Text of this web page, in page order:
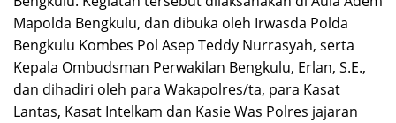
Mapolda Bengkulu, dan dibuka oleh Irwasda Polda
Bengkulu Kombes Pol Asep Teddy Nurrasyah, serta
Kepala Ombudsman Perwakilan Bengkulu, Erlan, S.E.,
dan dihadiri oleh para Wakapolres/ta, para Kasat
Lantas, Kasat Intelkam dan Kasie Was Polres jajaran